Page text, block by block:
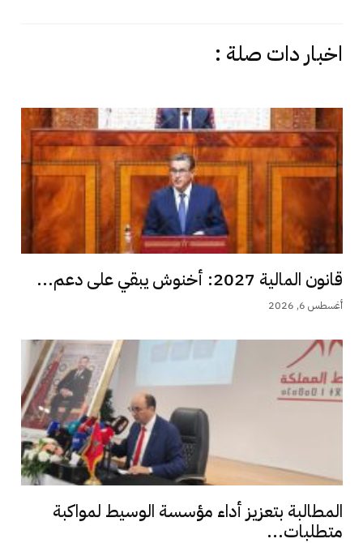
اخبار دات صلة :
قانون المالية 2027: أخنوش يبقي على دعم...
أغسطس 6, 2026
المطالبة بتعزيز أداء مؤسسة الوسيط لمواكبة
متطلبات...